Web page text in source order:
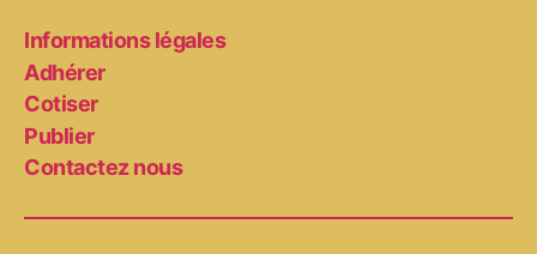
Informations légales
Adhérer
Cotiser
Publier
Contactez nous